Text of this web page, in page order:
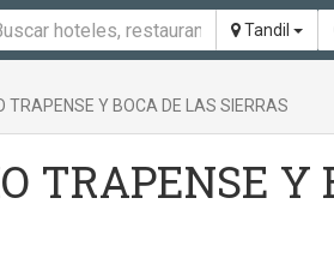
Tandil
TRAPENSE Y BOCA DE LAS SIERRAS
TRAPENSE Y